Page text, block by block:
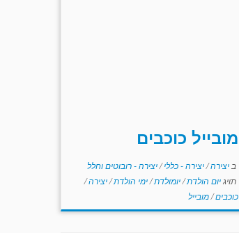
מובייל כוכבים
ב יצירה/יצירה - כללי/יצירה - רובוטים וחלל
תויגיום הולדת/יומולדת/ימי הולדת/יצירה/
כוכבים/מובייל